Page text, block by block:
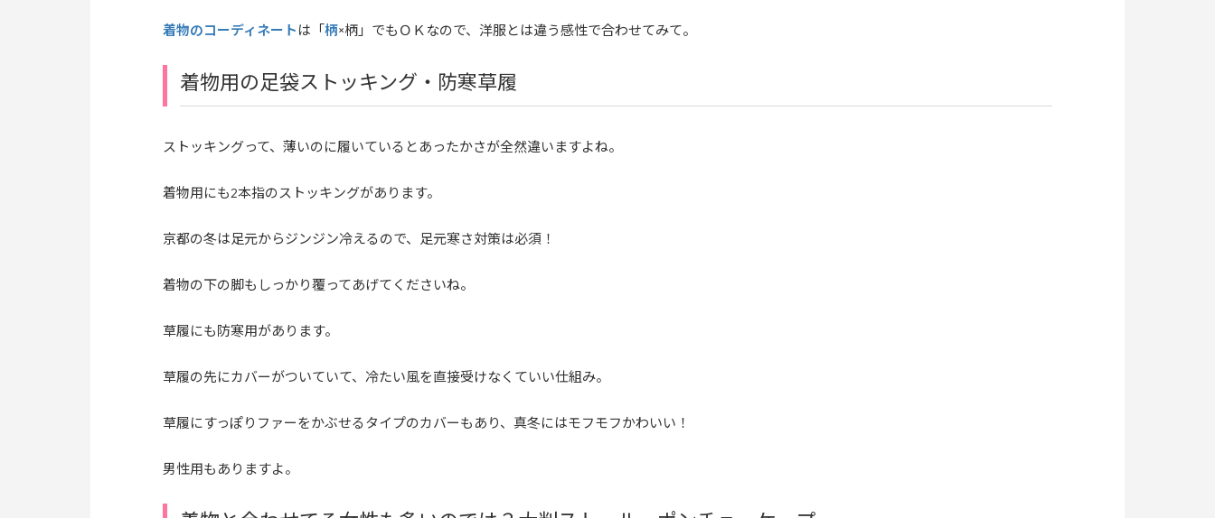
着物のコーディネートは「柄×柄」でもＯＫなので、洋服とは違う感性で合わせてみて。
着物用の足袋ストッキング・防寒草履
ストッキングって、薄いのに履いているとあったかさが全然違いますよね。
着物用にも2本指のストッキングがあります。
京都の冬は足元からジンジン冷えるので、足元寒さ対策は必須！
着物の下の脚もしっかり覆ってあげてくださいね。
草履にも防寒用があります。
草履の先にカバーがついていて、冷たい風を直接受けなくていい仕組み。
草履にすっぽりファーをかぶせるタイプのカバーもあり、真冬にはモフモフかわいい！
男性用もありますよ。